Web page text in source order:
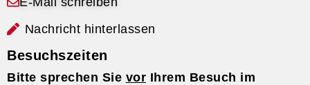
Nachricht hinterlassen
Besuchszeiten
Bitte sprechen Sie vor Ihrem Besuch im